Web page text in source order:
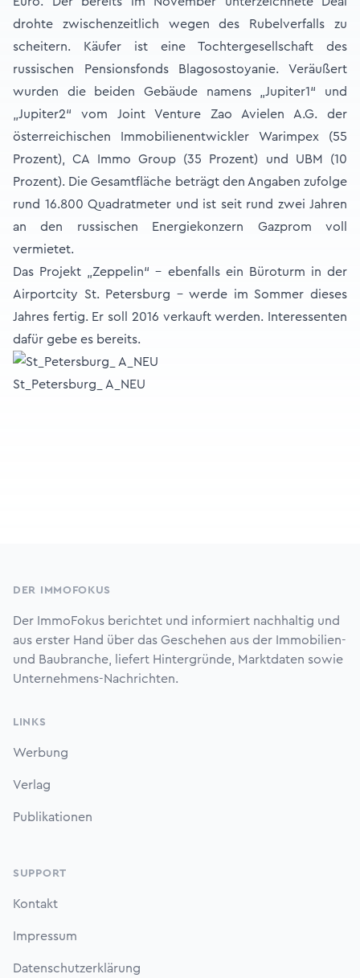
drohte zwischenzeitlich wegen des Rubelverfalls zu
scheitern. Käufer ist eine Tochtergesellschaft des
russischen Pensionsfonds Blagosostoyanie. Veräußert
wurden die beiden Gebäude namens „Jupiter1“ und
„Jupiter2“ vom Joint Venture Zao Avielen A.G. der
österreichischen Immobilienentwickler Warimpex (55
Prozent), CA Immo Group (35 Prozent) und UBM (10
Prozent). Die Gesamtfläche beträgt den Angaben zufolge
rund 16.800 Quadratmeter und ist seit rund zwei Jahren
an den russischen Energiekonzern Gazprom voll
vermietet.
Das Projekt „Zeppelin“ - ebenfalls ein Büroturm in der
Airportcity St. Petersburg - werde im Sommer dieses
Jahres fertig. Er soll 2016 verkauft werden. Interessenten
dafür gebe es bereits.
St_Petersburg_ A_NEU
DER IMMOFOKUS
Der ImmoFokus berichtet und informiert nachhaltig und
aus erster Hand über das Geschehen aus der Immobilien-
und Baubranche, liefert Hintergründe, Marktdaten sowie
Unternehmens-Nachrichten.
LINKS
Werbung
Verlag
Publikationen
SUPPORT
Kontakt
Impressum
Datenschutzerklärung